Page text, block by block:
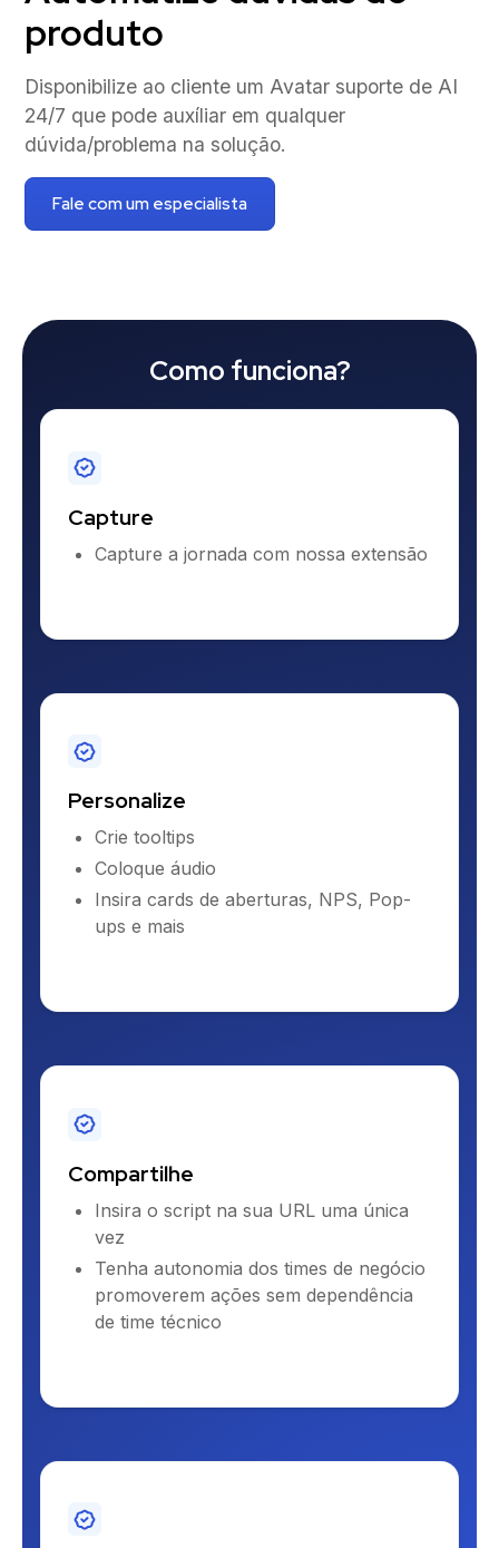
produto
Disponibilize ao cliente um Avatar suporte de AI
24/7 que pode auxíliar em qualquer
dúvida/problema na solução.
Fale com um especialista
Como funciona?
Capture
Capture a jornada com nossa extensão
Personalize
Crie tooltips
Coloque áudio
Insira cards de aberturas, NPS, Pop-
ups e mais
Compartilhe
Insira o script na sua URL uma única
vez
Tenha autonomia dos times de negócio
promoverem ações sem dependência
de time técnico